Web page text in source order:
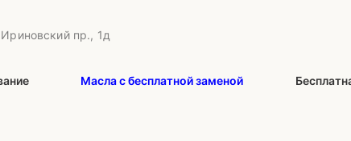
пр., 1д
Масла с бесплатной заменой